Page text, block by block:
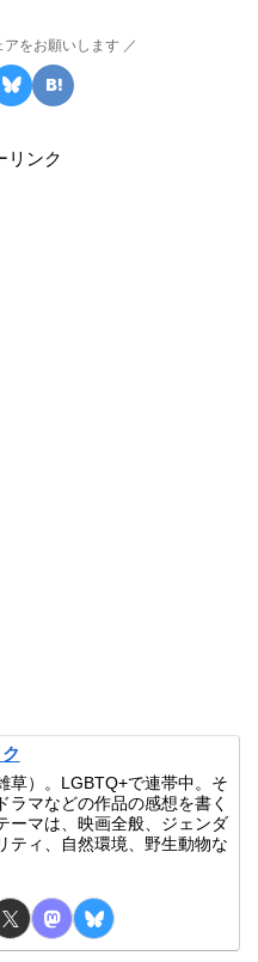
をお願いします
リンク
草）。LGBTQ+で連帯中。そ
ラマなどの作品の感想を書く
ーマは、映画全般、ジェンダ
ティ、自然環境、野生動物な